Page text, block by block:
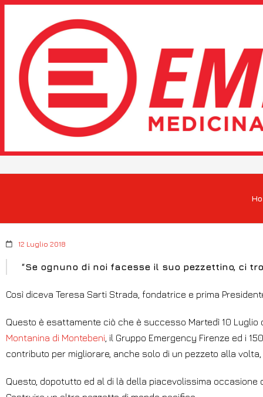
12 Luglio 2018
“Se ognuno di noi facesse il suo pezzettino, ci
Così diceva Teresa Sarti Strada, fondatrice e prima
Questo è esattamente ciò che è successo Martedì 10
Montanina di Montebeni , il Gruppo Emergency Firenze ed i
contributo per migliorare, anche solo di un pezzeto alla volta,
Questo, dopotutto ed al di là della piacevolissima